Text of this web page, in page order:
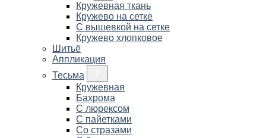
Кружевная ткань
Кружево на сетке
С вышевкой на сетке
Кружево хлопковое
Шитьё
Аппликация
Тесьма
Кружевная
Бахрома
С люрексом
С пайетками
Со стразами